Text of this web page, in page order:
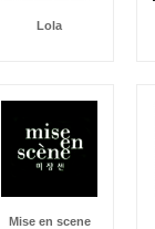
Lola
Mise en scene